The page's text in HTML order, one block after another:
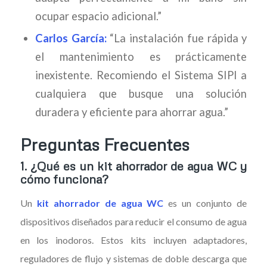
ocupar espacio adicional.”
Carlos García:“La instalación fue rápida y
el mantenimiento es prácticamente
inexistente. Recomiendo el Sistema SIPI a
cualquiera que busque una solución
duradera y eficiente para ahorrar agua.”
Preguntas Frecuentes
1. ¿Qué es un kit ahorrador de agua WC y
cómo funciona?
Un kit ahorrador de agua WC es un conjunto de
dispositivos diseñados para reducir el consumo de agua
en los inodoros. Estos kits incluyen adaptadores,
reguladores de flujo y sistemas de doble descarga que